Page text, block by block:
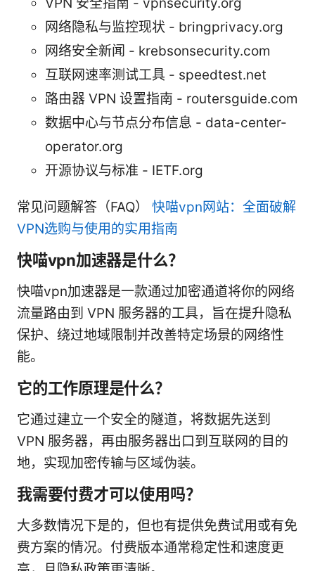
VPN 安全指南 - vpnsecurity.org
网络隐私与监控现状 - bringprivacy.org
网络安全新闻 - krebsonsecurity.com
互联网速率测试工具 - speedtest.net
路由器 VPN 设置指南 - routersguide.com
数据中心与节点分布信息 - data-center-
operator.org
开源协议与标准 - IETF.org
常见问题解答（FAQ） 快喵vpn网站：全面破解
VPN选购与使用的实用指南
快喵vpn加速器是什么？
快喵vpn加速器是一款通过加密通道将你的网络
流量路由到 VPN 服务器的工具，旨在提升隐私
保护、绕过地域限制并改善特定场景的网络性
能。
它的工作原理是什么？
它通过建立一个安全的隧道，将数据先送到
VPN 服务器，再由服务器出口到互联网的目的
地，实现加密传输与区域伪装。
我需要付费才可以使用吗？
大多数情况下是的，但也有提供免费试用或有免
费方案的情况。付费版本通常稳定性和速度更